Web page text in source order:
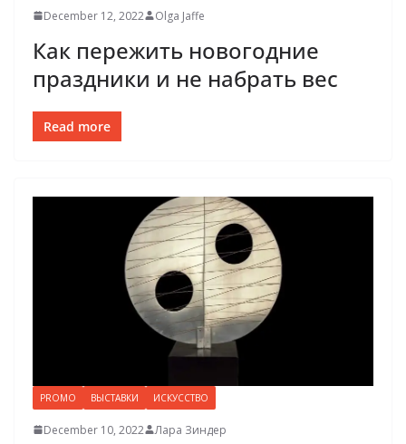
December 12, 2022 Olga Jaffe
Как пережить новогодние
праздники и не набрать вес
Read more
PROMO ВЫСТАВКИ ИСКУССТВО
December 10, 2022 Лара Зиндер